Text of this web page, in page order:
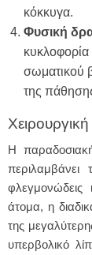
κόκκυγα.
Φυσική
κυκλοφορία
σωματικού
της
Η
άτομα, η
της
υπερβολικό